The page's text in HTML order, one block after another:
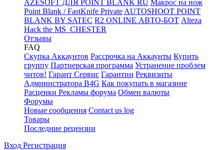
AZESOFT ДЛЯ POINT BLANK RU Макрос на нож
Point Blank / FastKnife Private AUTOSHOOT POINT
BLANK BY SATEC R2 ONLINE АВТО-БОТ Alteza
Hack the MS_CHESTER
Отзывы
FAQ
Скупка Аккаунтов Рассрочка на Аккаунты Купить
группу Партнерская программа Устранение проблем
читов! Гарант Сервис Гарантии Реквизиты
Администратора B4G Как покупать в магазине
Расценки Рекламы форума Обмен валюты
Форумы
Новые сообщения Contact us log
Товары
Последние рецензии
Вход Регистрация